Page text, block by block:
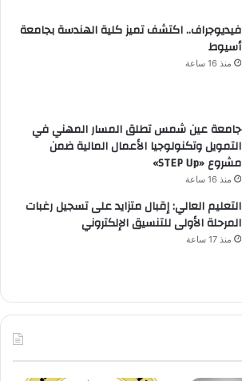
فيديوجراف.. اكتشف تميز كلية الهندسة بجامعة
أسيوط
منذ 16 ساعة
جامعة عين شمس تطلق المسار المهني في
التمويل وتكنولوجيا الأعمال المالية ضمن
مشروع «STEP Up»
منذ 16 ساعة
التعليم العالي: إقبال متزايد على تسجيل رغبات
المرحلة الأولى للتنسيق الإلكتروني
منذ 17 ساعة